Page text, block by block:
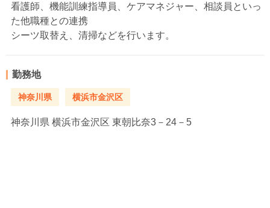
看護師、機能訓練指導員、ケアマネジャー、相談員といっ
た他職種との連携
シーツ取替え、清掃などを行います。
勤務地
神奈川県 横浜市金沢区
神奈川県 横浜市金沢区 東朝比奈3－24－5